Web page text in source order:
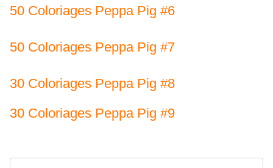
50 Coloriages Peppa Pig #6
50 Coloriages Peppa Pig #7
30 Coloriages Peppa Pig #8
30 Coloriages Peppa Pig #9